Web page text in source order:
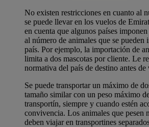
No existen restricciones en cuanto al
se puede llevar en los vuelos de
en cuenta que algunos países
al número de animales que se pueden
país. Por ejemplo, la importación de
limita a dos mascotas por cliente. Le
normativa del país de destino antes de
Se puede transportar un máximo de
tamaño similar con un peso máximo
transportín, siempre y cuando estén
convivencia. Los animales que pesen
deben viajar en transportines